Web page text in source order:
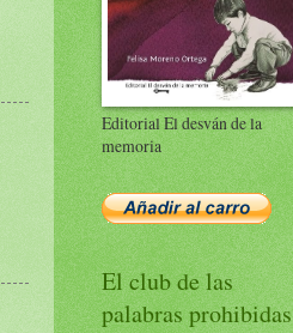
Editorial El desván de la
memoria
El club de las
palabras prohibidas